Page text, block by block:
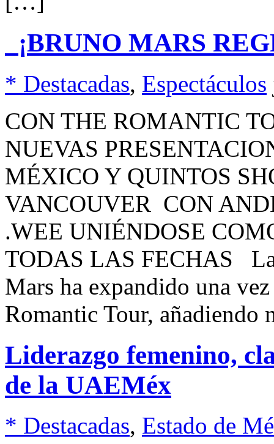
¡BRUNO MARS
* Destacadas, Espectáculos
CON THE ROMANTIC
NUEVAS
MÉXICO Y QUINTOS
VANCOUVER CON
.WEE UNIÉNDOSE
TODAS LAS FECHAS
Mars ha expandido una
Romantic Tour,
Liderazgo femenino,
de la UAEMéx
* Destacadas, Estado de